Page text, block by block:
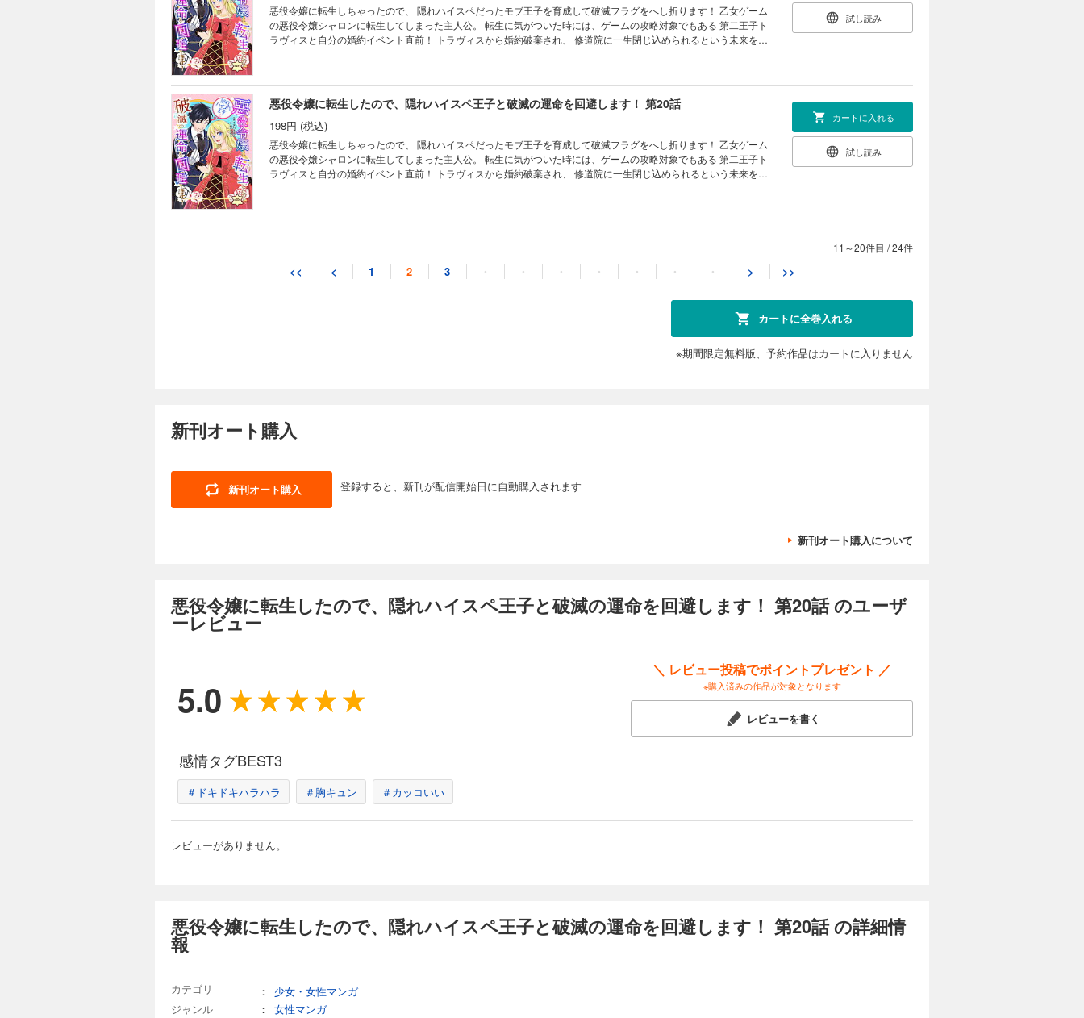
悪役令嬢に転生しちゃったので、 隠れハイスペだったモブ王子を育成して破滅フラグをへし折ります！ 乙女ゲーム
の悪役令嬢シャロンに転生してしまった主人公。 転生に気がついた時には、ゲームの攻略対象でもある 第二王子ト
ラヴィスと自分の婚約イベント直前！ トラヴィスから婚約破棄され、 修道院に一生閉じ込められるという未来を回
ったフェリクスを変身させていくシャロンだったが、 次第に二人の間に本当の恋と信頼が育まれていって……。
試し読み
悪役令嬢に転生したので、隠れハイスペ王子と破滅の運命を回避します！ 第20話
198円 (税込)
悪役令嬢に転生しちゃったので、 隠れハイスペだったモブ王子を育成して破滅フラグをへし折ります！ 乙女ゲーム
の悪役令嬢シャロンに転生してしまった主人公。 転生に気がついた時には、ゲームの攻略対象でもある 第二王子ト
ラヴィスと自分の婚約イベント直前！ トラヴィスから婚約破棄され、 修道院に一生閉じ込められるという未来を回
ったフェリクスを変身させていくシャロンだったが、 次第に二人の間に本当の恋と信頼が育まれていって……。
カートに入れる
試し読み
悪役令嬢に転生しちゃったので、 隠れハイスペだったモブ王子を育成して破滅フラグをへし折ります！ 乙女ゲーム
ラヴィスと自分の婚約イベント直前！ トラヴィスから婚約破棄され、 修道院に一生閉じ込められるという未来を回
避したいシャロンは、 ゲームではモブだった第三王子フェリクスに自分から求婚。 そのままフェリクスと婚約し、
破滅回避したと思ったら、 別の破滅フラグが立ってしまっていた……！？ 最初こそ保身のために 隠れハイスペだ
ったフェリクスを変身させていくシャロンだったが、 次第に二人の間に本当の恋と信頼が育まれていって……。
カートに入れる
の悪役令嬢シャロンに転生してしまった主人公。 転生に気がついた時には、ゲームの攻略対象でもある 第二王子ト
ラヴィスと自分の婚約イベント直前！ トラヴィスから婚約破棄され、 修道院に一生閉じ込められるという未来を回
破滅回避したと思ったら、 別の破滅フラグが立ってしまっていた……！？ 最初こそ保身のために 隠れハイスペだ
ったフェリクスを変身させていくシャロンだったが、 次第に二人の間に本当の恋と信頼が育まれていって……。
悪役令嬢に転生したので、隠れハイスペ王子と破滅の運命を回避します！ 第23話
破滅回避したと思ったら、 別の破滅フラグが立ってしまっていた……！？ 最初こそ保身のために 隠れハイスペだ
ったフェリクスを変身させていくシャロンだったが、 次第に二人の間に本当の恋と信頼が育まれていって……。
悪役令嬢に転生しちゃったので、 隠れハイスペだったモブ王子を育成して破滅フラグをへし折ります！ 乙女ゲーム
の悪役令嬢シャロンに転生してしまった主人公。 転生に気がついた時には、ゲームの攻略対象でもある 第二王子ト
ラヴィスと自分の婚約イベント直前！ トラヴィスから婚約破棄され、 修道院に一生閉じ込められるという未来を回
避したいシャロンは、 ゲームではモブだった第三王子フェリクスに自分から求婚。 そのままフェリクスと婚約し、
破滅回避したと思ったら、 別の破滅フラグが立ってしまっていた……！？ 最初こそ保身のために 隠れハイスペだ
11～20件目 /24件
<< < 1 2 3 ・ ・ ・ ・ ・ ・ ・ > >>
カートに全巻入れる
※期間限定無料版、予約作品はカートに入りません
新刊オート購入
新刊オート購入 登録すると、新刊が配信開始日に自動購入されます
新刊オート購入について
悪役令嬢に転生したので、隠れハイスペ王子と破滅の運命を回避します！ 第20話 のユーザ
ーレビュー
5.0
＼ レビュー投稿でポイントプレゼント ／
※購入済みの作品が対象となります
レビューを書く
感情タグBEST3
＃ドキドキハラハラ ＃胸キュン ＃カッコいい
レビューがありません。
悪役令嬢に転生したので、隠れハイスペ王子と破滅の運命を回避します！ 第20話 の詳細情
報
カテゴリ ：
少女・女性マンガ
ジャンル
： 女性マンガ